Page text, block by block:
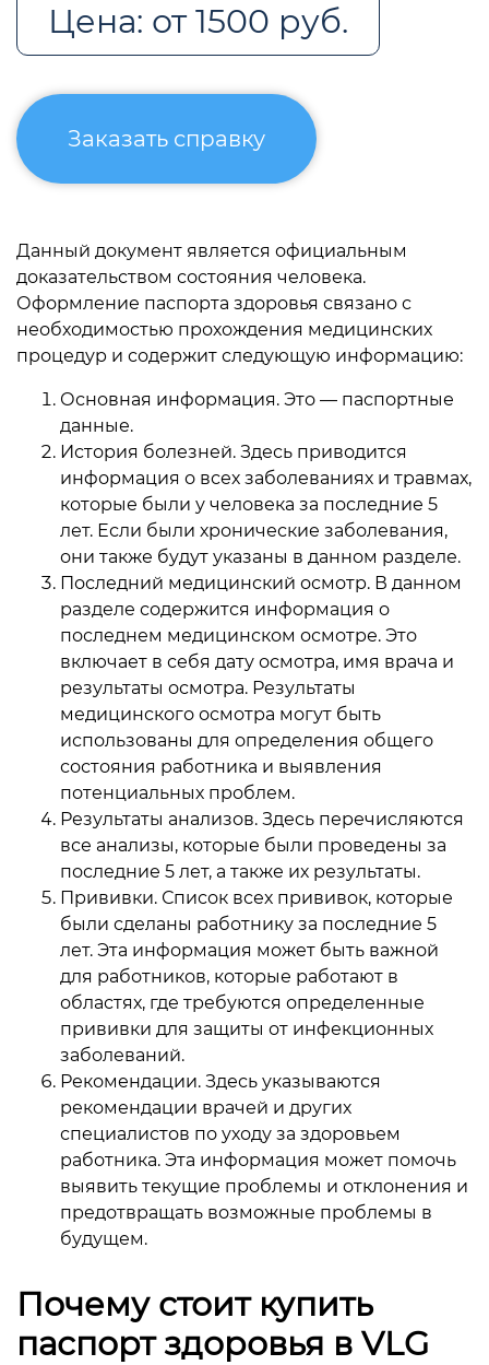
Цена: от 1500 руб.
Заказать справку
Данный документ является официальным
доказательством состояния человека.
Оформление паспорта здоровья связано с
необходимостью прохождения медицинских
процедур и содержит следующую информацию:
Основная информация. Это — паспортные
данные.
История болезней. Здесь приводится
информация о всех заболеваниях и травмах,
которые были у человека за последние 5
лет. Если были хронические заболевания,
они также будут указаны в данном разделе.
Последний медицинский осмотр. В данном
разделе содержится информация о
последнем медицинском осмотре. Это
включает в себя дату осмотра, имя врача и
результаты осмотра. Результаты
медицинского осмотра могут быть
использованы для определения общего
состояния работника и выявления
потенциальных проблем.
Результаты анализов. Здесь перечисляются
все анализы, которые были проведены за
последние 5 лет, а также их результаты.
Прививки. Список всех прививок, которые
были сделаны работнику за последние 5
лет. Эта информация может быть важной
для работников, которые работают в
областях, где требуются определенные
прививки для защиты от инфекционных
заболеваний.
Рекомендации. Здесь указываются
рекомендации врачей и других
специалистов по уходу за здоровьем
работника. Эта информация может помочь
выявить текущие проблемы и отклонения и
предотвращать возможные проблемы в
будущем.
Почему стоит купить
паспорт здоровья в VLG